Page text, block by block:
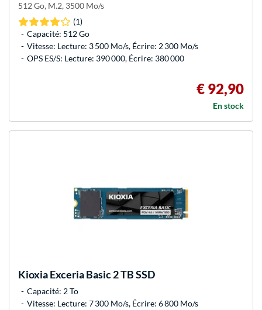
512 Go, M.2, 3500 Mo/s
(1)
Capacité: 512 Go
Vitesse: Lecture: 3 500 Mo/s, Écrire: 2 300 Mo/s
OPS ES/S: Lecture: 390 000, Écrire: 380 000
€ 92,90
En stock
KioxiaExceria Basic 2 TB SSD
Capacité: 2 To
Vitesse: Lecture: 7 300 Mo/s, Écrire: 6 800 Mo/s